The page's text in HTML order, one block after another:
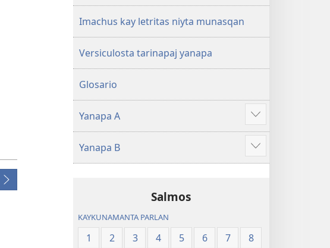
Imachus kay letritas niyta munasqan
Versiculosta tarinapaj yanapa
Glosario
Yanapa A
Show
more
Yanapa B
Show
more
Salmos
KAYKUNAMANTA PARLAN
1 2 3 4 5 6 7
8